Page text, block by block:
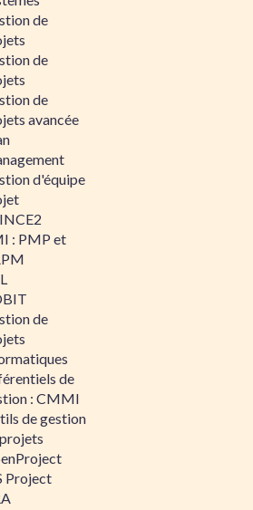
de
de
de
avancée
d'équipe
: PMP et
de
de
: CMMI
de gestion
Project